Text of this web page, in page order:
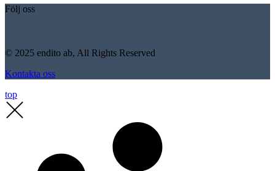
Följ oss
© 2025 endito ab, All Rights Reserved
Kontakta oss
top